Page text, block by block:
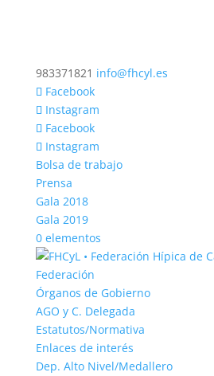
983371821 info@fhcyl.es
Facebook
Instagram
Facebook
Instagram
Bolsa de trabajo
Prensa
Gala 2018
Gala 2019
0 elementos
Federación
Órganos de Gobierno
AGO y C. Delegada
Estatutos/Normativa
Enlaces de interés
Dep. Alto Nivel/Medallero